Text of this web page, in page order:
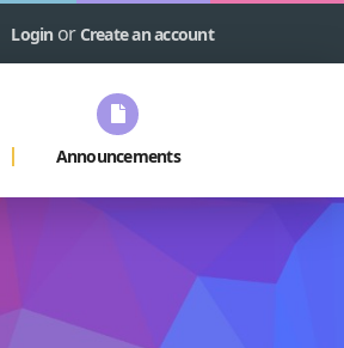
Login orCreate an account
Announcements